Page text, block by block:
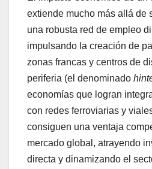
extiende mucho más allá de
una robusta red de empleo
impulsando la creación de
zonas francas y centros de
periferia (el denominado
economías que logran
con redes ferroviarias y
consiguen una ventaja
mercado global, atrayendo
directa y dinamizando el